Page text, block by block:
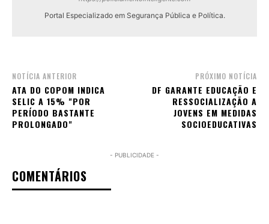
Portal Especializado em Segurança Pública e Política.
NOTÍCIA ANTERIOR
ATA DO COPOM INDICA
SELIC A 15% "POR
PERÍODO BASTANTE
PROLONGADO"
PRÓXIMO NOTÍCIA
DF GARANTE EDUCAÇÃO E
RESSOCIALIZAÇÃO A
JOVENS EM MEDIDAS
SOCIOEDUCATIVAS
- PUBLICIDADE -
COMENTÁRIOS